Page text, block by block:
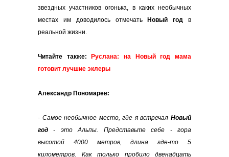
звездных участников огонька, в каких необычных
местах им доводилось отмечать
Новый год в
реальной жизни.
Читайте также:
Руслана: на Новый год мама
готовит лучшие эклеры
Александр Пономарев:
- Самое необычное место, где я встречал Новый
год - это Альпы. Представьте себе - гора
высотой 4000 метров, длина где-то 5
километров. Как только пробило двенадцать